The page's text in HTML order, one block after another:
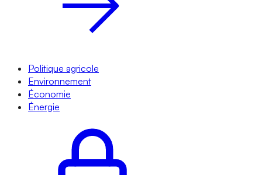
Politique agricole
Environnement
Économie
Énergie